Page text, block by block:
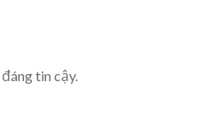
tin cậy.